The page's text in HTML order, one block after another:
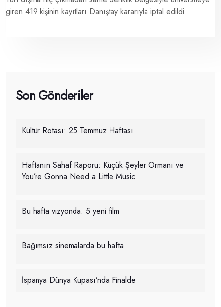
giren 419 kişinin kayıtları Danıştay kararıyla iptal edildi.
Son Gönderiler
Kültür Rotası: 25 Temmuz Haftası
Haftanın Sahaf Raporu: Küçük Şeyler Ormanı ve
You’re Gonna Need a Little Music
Bu hafta vizyonda: 5 yeni film
Bağımsız sinemalarda bu hafta
İspanya Dünya Kupası’nda Finalde